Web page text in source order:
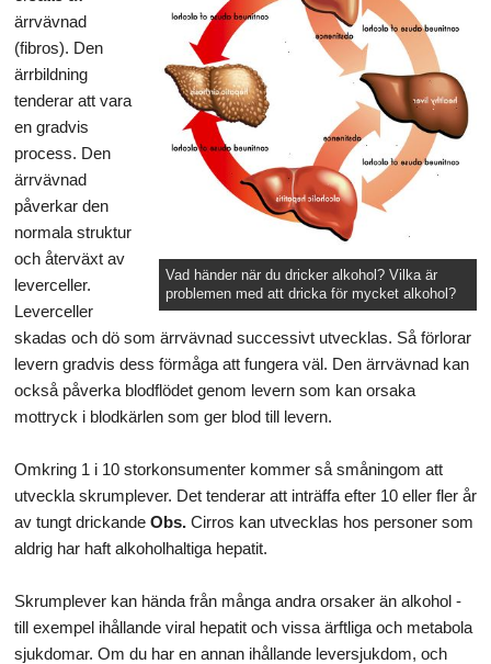
Vad händer när du dricker alkohol? Vilka är
problemen med att dricka för mycket alkohol?
ärrvävnad
(fibros). Den
ärrbildning
tenderar att vara
en gradvis
process. Den
ärrvävnad
påverkar den
normala struktur
och återväxt av
leverceller.
Leverceller
skadas och dö som ärrvävnad successivt utvecklas. Så förlorar
levern gradvis dess förmåga att fungera väl. Den ärrvävnad kan
också påverka blodflödet genom levern som kan orsaka
mottryck i blodkärlen som ger blod till levern.
Omkring 1 i 10 storkonsumenter kommer så småningom att
utveckla skrumplever. Det tenderar att inträffa efter 10 eller fler år
av tungt drickande Obs. Cirros kan utvecklas hos personer som
aldrig har haft alkoholhaltiga hepatit.
Skrumplever kan hända från många andra orsaker än alkohol -
till exempel ihållande viral hepatit och vissa ärftliga och metabola
sjukdomar. Om du har en annan ihållande leversjukdom, och